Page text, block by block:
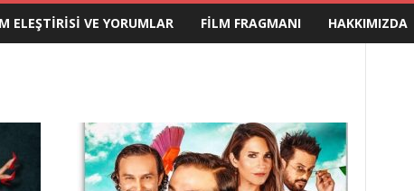
ELEŞTIRISI VE YORUMLAR FILM FRAGMANI HAKKIMIZDA